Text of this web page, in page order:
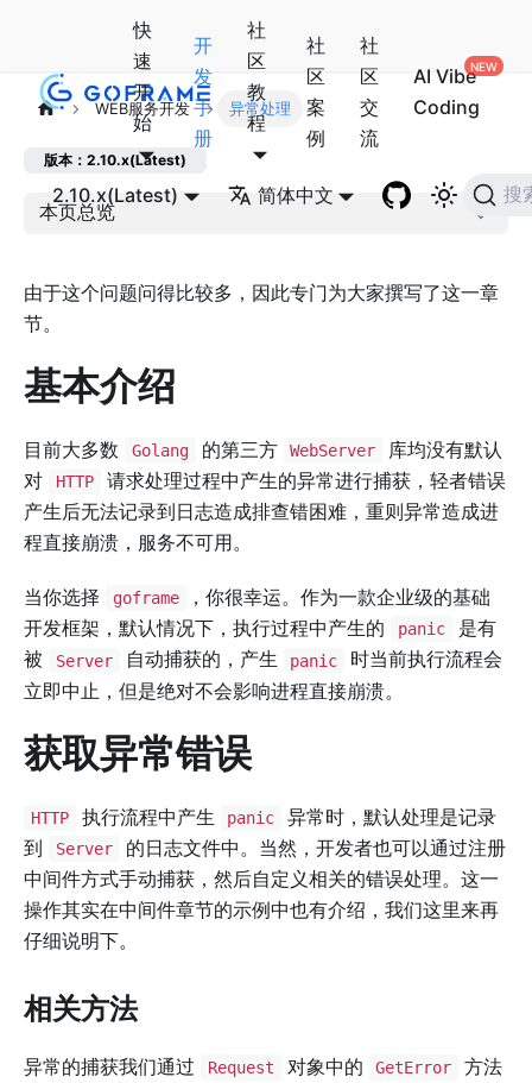
快
速
开
始
开
发
手
册
社
区
教
程
社
区
案
例
社
区
交
流
AI Vibe
Coding
2.10.x(Latest) 简体中文 搜
WEB服务开发 异常处理
版本：2.10.x(Latest)
本页总览
由于这个问题问得比较多，因此专门为大家撰写了这一章
节。
基本介绍
目前大多数 Golang 的第三方 WebServer
库均没有默认
对
HTTP
请求处理过程中产生的异常进行捕获，轻者错误
产生后无法记录到日志造成排查错困难，重则异常造成进
程直接崩溃，服务不可用。
当你选择 goframe
，你很幸运。作为一款企业级的基础
开发框架，默认情况下，执行过程中产生的
panic
是有
被
Server 自动捕获的，产生 panic
时当前执行流程会
立即中止，但是绝对不会影响进程直接崩溃。
获取异常错误
HTTP 执行流程中产生 panic
异常时，默认处理是记录
到
Server
的日志文件中。当然，开发者也可以通过注册
中间件方式手动捕获，然后自定义相关的错误处理。这一
操作其实在中间件章节的示例中也有介绍，我们这里来再
仔细说明下。
相关方法
异常的捕获我们通过 Request 对象中的 GetError
方法